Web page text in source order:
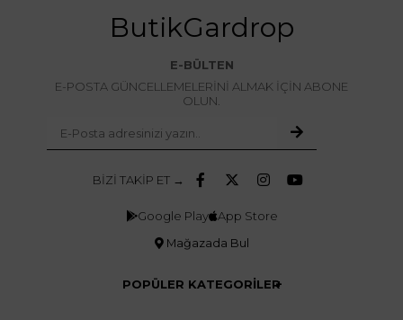
ButikGardrop
E-BÜLTEN
E-POSTA GÜNCELLEMELERİNİ ALMAK İÇİN ABONE
OLUN.
BİZİ TAKİP ET →
Google Play App Store
Mağazada Bul
POPÜLER KATEGORİLER